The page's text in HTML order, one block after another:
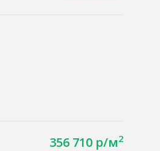
356 710 р/м2